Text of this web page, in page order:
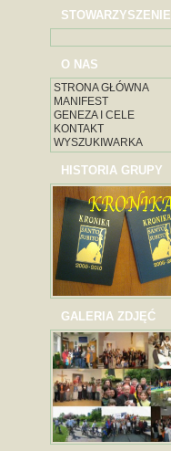
STOWARZYSZENIE
O NAS
STRONA GŁÓWNA
MANIFEST
GENEZA I CELE
KONTAKT
WYSZUKIWARKA
HISTORIA GRUPY
GALERIA ZDJĘĆ